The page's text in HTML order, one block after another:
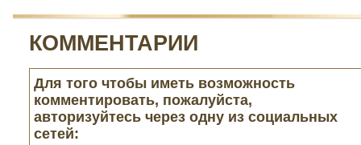
КОММЕНТАРИИ
Для того чтобы иметь возможность
комментировать, пожалуйста,
авторизуйтесь через одну из социальных
сетей: